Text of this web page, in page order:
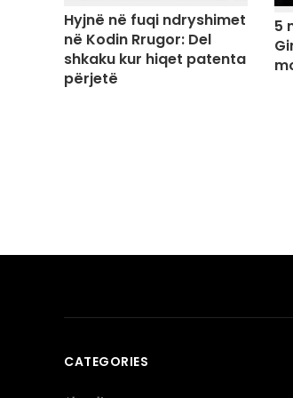
Hyjnë në fuqi ndryshimet
në Kodin Rrugor: Del
shkaku kur hiqet patenta
përjetë
5
CATEGORIES